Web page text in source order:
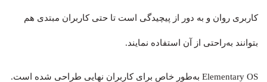
کاربری روان و به دور از پیچیدگی است تا حتی کاربران مبتدی هم
بتوانند به‌راحتی از آن استفاده نمایند.
Elementary OS به‌طور خاص برای کاربران نهایی طراحی شده است.